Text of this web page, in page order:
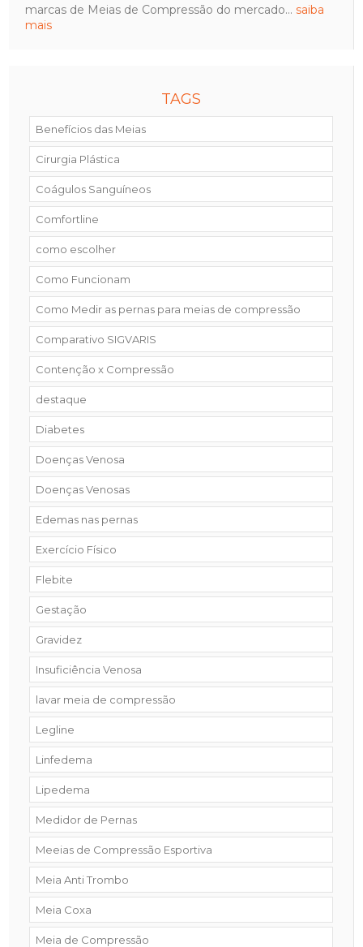
marcas de Meias de Compressão do mercado...saiba
mais
TAGS
Benefícios das Meias
Cirurgia Plástica
Coágulos Sanguíneos
Comfortline
como escolher
Como Funcionam
Como Medir as pernas para meias de compressão
Comparativo SIGVARIS
Contenção x Compressão
destaque
Diabetes
Doenças Venosa
Doenças Venosas
Edemas nas pernas
Exercício Físico
Flebite
Gestação
Gravidez
Insuficiência Venosa
lavar meia de compressão
Legline
Linfedema
Lipedema
Medidor de Pernas
Meeias de Compressão Esportiva
Meia Anti Trombo
Meia Coxa
Meia de Compressão